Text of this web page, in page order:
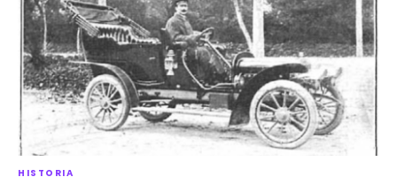
HISTORIA